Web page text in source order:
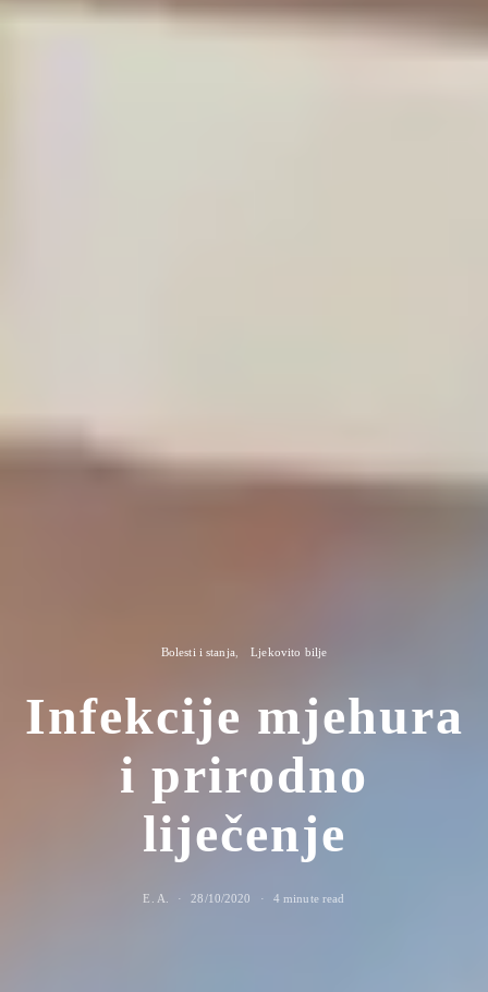
Bolesti i stanja Ljekovito bilje
Infekcije mjehura
i prirodno
liječenje
E. A. 28/10/2020 4 minute read